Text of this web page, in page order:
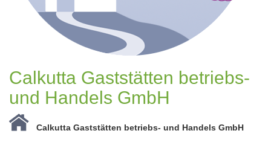
Calkutta Gaststätten betriebs-
und Handels GmbH
Calkutta Gaststätten betriebs- und Handels GmbH